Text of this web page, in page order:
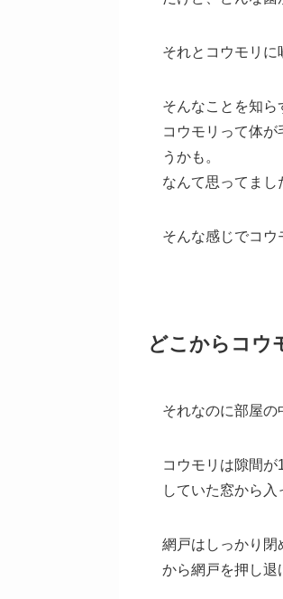
それとコウモリに
そんなことを知ら
コウモリって体
うかも。
なんて思ってまし
そんな感じでコウ
どこからコウ
それなのに部屋の
コウモリは隙間
していた窓から入
網戸はしっかり閉
から網戸を押し退